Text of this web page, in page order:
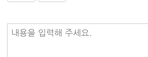
내용을 입력해 주세요.